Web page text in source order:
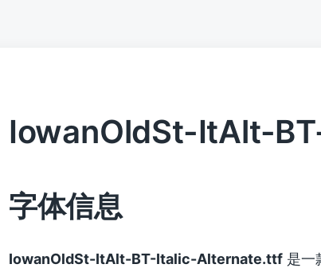
IowanOldSt-ItAlt-
字体信息
IowanOldSt-ItAlt-BT-Italic-Alternate.ttf是一